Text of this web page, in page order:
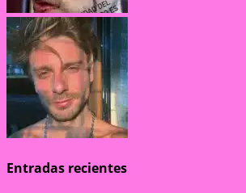
Entradas recientes